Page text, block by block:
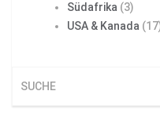
Südafrika (3)
USA & Kanada